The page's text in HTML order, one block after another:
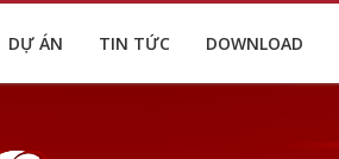
DỰ ÁN TIN TỨC DOWNLOAD